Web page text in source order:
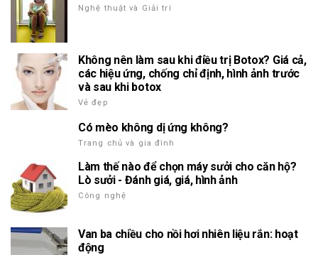
Nghệ thuật và Giải trí
Không nên làm sau khi điều trị Botox? Giá cả,
các hiệu ứng, chống chỉ định, hình ảnh trước
và sau khi botox
Vẻ đẹp
Có mèo không dị ứng không?
Trang chủ và gia đình
Làm thế nào để chọn máy sưởi cho căn hộ?
Lò sưởi - Đánh giá, giá, hình ảnh
Công nghệ
Van ba chiều cho nồi hơi nhiên liệu rắn: hoạt
động